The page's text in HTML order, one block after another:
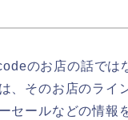
のお店の話では
、そのお店のライ
セールなどの情報